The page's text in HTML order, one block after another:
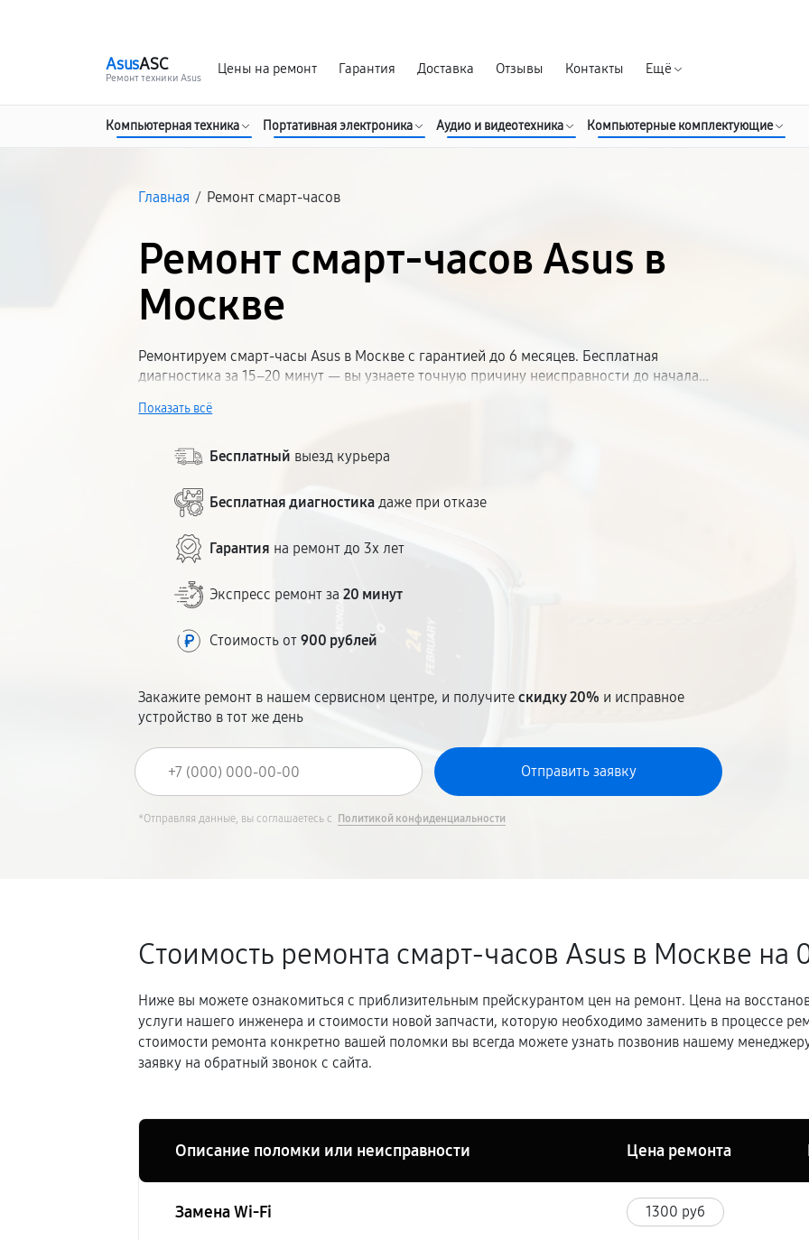
AsusASC
Ремонт техники Asus
Цены на ремонт Гарантия Доставка Отзывы Контакты Ещё
Компьютерная техника Портативная электроника Аудио и видеотехника Компьютерные комплектующие
Главная / Ремонт смарт-часов
Ремонт смарт-часов Asus в
Москве
Ремонтируем смарт-часы Asus в Москве с гарантией до 6 месяцев. Бесплатная
диагностика за 15–20 минут — вы узнаете точную причину неисправности до начала
любых серий, включая VivoWatch. Оригинальные комплектующие, фиксированная
Показать всё
Бесплатный выезд курьера
Бесплатная диагностика даже при отказе
Гарантия на ремонт до 3х лет
Экспресс ремонт за20 минут
Стоимость от900 рублей
Закажите ремонт в нашем сервисном центре, и получитескидку 20% и исправное
устройство в тот же день
*Отправляя данные, вы соглашаетесь с Политикой конфиденциальности
Стоимость ремонта смарт-часов Asus в Москве на
Ниже вы можете ознакомиться с приблизительным прейскурантом цен на ремонт. Цена на
услуги нашего инженера и стоимости новой запчасти, которую необходимо заменить в процессе
стоимости ремонта конкретно вашей поломки вы всегда можете узнать позвонив нашему
заявку на обратный звонок с сайта.
Описание поломки или неисправности Цена ремонта
Замена Wi-Fi 1300 руб